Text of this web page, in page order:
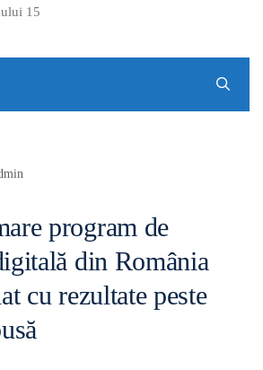
15
program de
din România
cu rezultate peste